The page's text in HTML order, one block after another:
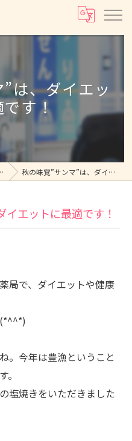
は、ダイエッ
す！
秋の味覚”サンマ”は、ダイエットに最適です！
エットに最適です！
局で、ダイエットや健康
(*^^*)
。今年は豊漁ということ
塩焼きをいただきました